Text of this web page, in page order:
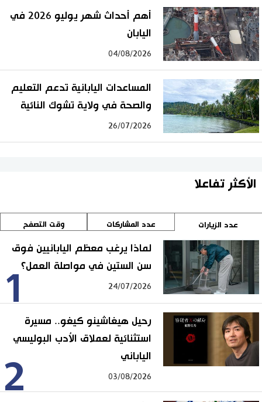
أهم أحداث شهر يوليو 2026 في
اليابان
04/08/2026
المساعدات اليابانية تدعم التعليم
والصحة في ولاية تشوك النائية
26/07/2026
الأكثر تفاعلا
عدد الزيارات عدد المشاركات وقت التصفح
1
لماذا يرغب معظم اليابانيين فوق
سن الستين في مواصلة العمل؟
24/07/2026
2
رحيل هيغاشينو كيغو.. مسيرة
استثنائية لعملاق الأدب البوليسي
الياباني
03/08/2026